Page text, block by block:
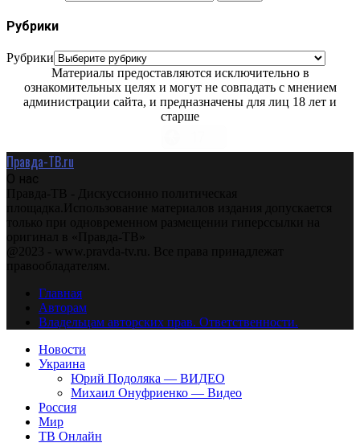
Рубрики
Рубрики
Материалы предоставляются исключительно в
ознакомительных целях и могут не совпадать с мнением
администрации сайта, и предназначены для лиц 18 лет и
старше
Правда-ТВ.ru
О нас
Правда-ТВ - Дискуссионно политическая
площадка.Использование материалов издания допускается
только при одновременном размещении гиперссылки на
оригинал в «Правда-ТВ»
@2023 - www.pravda-tv.ru. Все права принадлежат
правообладателям.
Главная
Авторам
Владельцам авторских прав. Ответственности.
Новости
Украина
Юрий Подоляка — ВИДЕО
Михаил Онуфриенко — Видео
Россия
Мир
ТВ Онлайн